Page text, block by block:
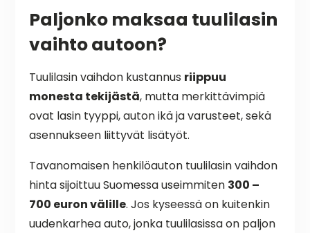
Paljonko maksaa tuulilasin
vaihto autoon?
Tuulilasin vaihdon kustannus riippuu
monesta tekijästä, mutta merkittävimpiä
ovat lasin tyyppi, auton ikä ja varusteet, sekä
asennukseen liittyvät lisätyöt.
Tavanomaisen henkilöauton tuulilasin vaihdon
hinta sijoittuu Suomessa useimmiten 300 –
700 euron välille. Jos kyseessä on kuitenkin
uudenkarhea auto, jonka tuulilasissa on paljon